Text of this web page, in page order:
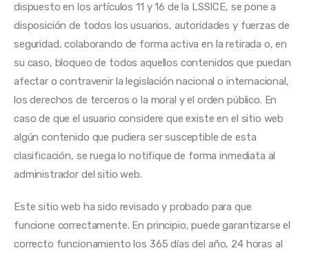
dispuesto en los artículos 11 y 16 de la LSSICE, se pone a
disposición de todos los usuarios, autoridades y fuerzas de
seguridad, colaborando de forma activa en la retirada o, en
su caso, bloqueo de todos aquellos contenidos que puedan
afectar o contravenir la legislación nacional o internacional,
los derechos de terceros o la moral y el orden público. En
caso de que el usuario considere que existe en el sitio web
algún contenido que pudiera ser susceptible de esta
clasificación, se ruega lo notifique de forma inmediata al
administrador del sitio web.
Este sitio web ha sido revisado y probado para que
funcione correctamente. En principio, puede garantizarse el
correcto funcionamiento los 365 días del año, 24 horas al